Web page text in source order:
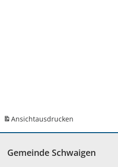
Ansichtausdrucken
Gemeinde Schwaigen